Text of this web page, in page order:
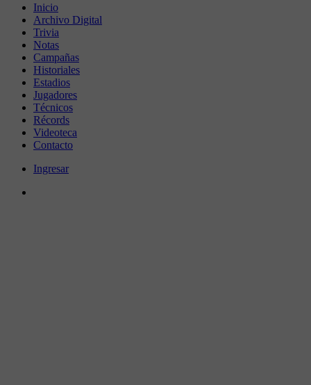
Inicio
Archivo Digital
Trivia
Notas
Campañas
Historiales
Estadios
Jugadores
Técnicos
Récords
Videoteca
Contacto
Ingresar